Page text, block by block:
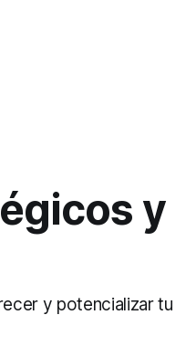
y
y potencializar tu